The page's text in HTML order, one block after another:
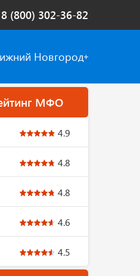
8 (800) 302-36-82
Новгород
МФО
4.9
4.8
4.8
4.6
4.5